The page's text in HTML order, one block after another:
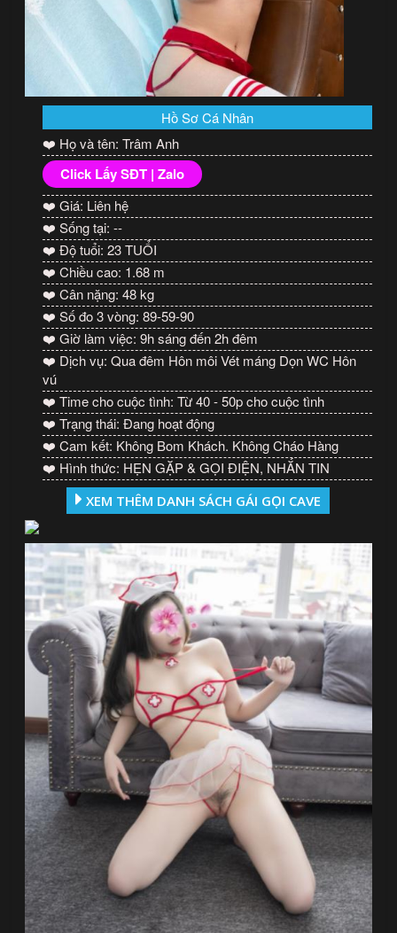
Hồ Sơ Cá Nhân
❤️ Họ và tên: Trâm Anh
Click Lấy SĐT | Zalo
❤️ Giá: Liên hệ
❤️ Sống tại: --
❤️ Độ tuổi: 23 TUỔI
❤️ Chiều cao: 1.68 m
❤️ Cân nặng: 48 kg
❤️ Số đo 3 vòng: 89-59-90
❤️ Giờ làm việc: 9h sáng đến 2h đêm
❤️ Dịch vụ: Qua đêm Hôn môi Vét máng Dọn WC Hôn
vú
❤️ Time cho cuộc tình: Từ 40 - 50p cho cuộc tình
❤️ Trạng thái: Đang hoạt động
❤️ Cam kết: Không Bom Khách. Không Cháo Hàng
❤️ Hình thức: HẸN GẶP & GỌI ĐIỆN, NHẮN TIN
XEM THÊM DANH SÁCH GÁI GỌI CAVE